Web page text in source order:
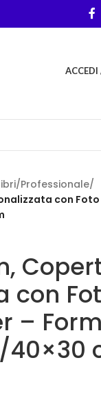
ACCEDI
/Professionale/
con Foto
con
–